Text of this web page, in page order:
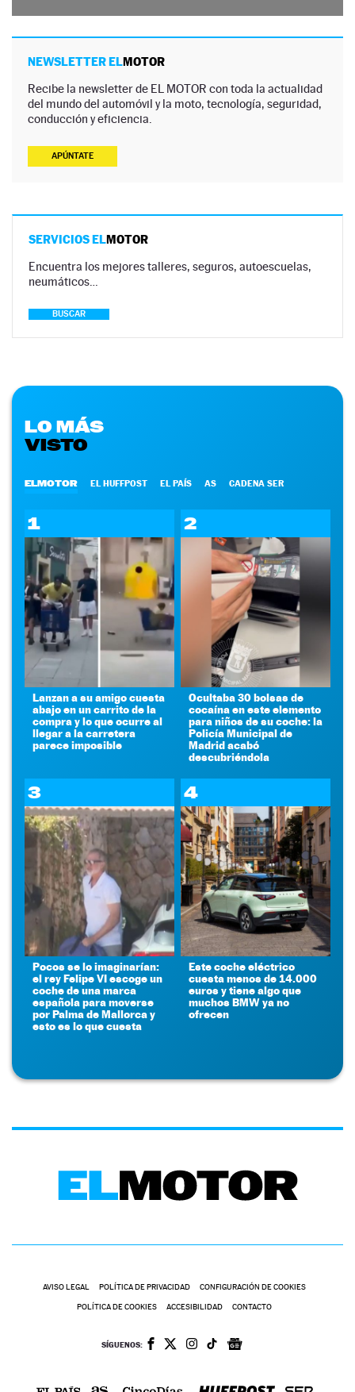
NEWSLETTER ELMOTOR
Recibe la newsletter de EL MOTOR con toda la actualidad
del mundo del automóvil y la moto, tecnología, seguridad,
conducción y eficiencia.
APÚNTATE
SERVICIOS ELMOTOR
Encuentra los mejores talleres, seguros, autoescuelas,
neumáticos…
BUSCAR
LO MÁS
VISTO
ELMOTOR EL HUFFPOST EL PAÍS AS CADENA SER
1
Lanzan a su amigo cuesta
abajo en un carrito de la
compra y lo que ocurre al
llegar a la carretera
parece imposible
2
Ocultaba 30 bolsas de
cocaína en este elemento
para niños de su coche: la
Policía Municipal de
Madrid acabó
descubriéndola
3
Pocos se lo imaginarían:
el rey Felipe VI escoge un
coche de una marca
española para moverse
por Palma de Mallorca y
esto es lo que cuesta
4
Este coche eléctrico
cuesta menos de 14.000
euros y tiene algo que
muchos BMW ya no
ofrecen
AVISO LEGAL POLÍTICA DE PRIVACIDAD CONFIGURACIÓN DE COOKIES
POLÍTICA DE COOKIES ACCESIBILIDAD CONTACTO
SÍGUENOS: